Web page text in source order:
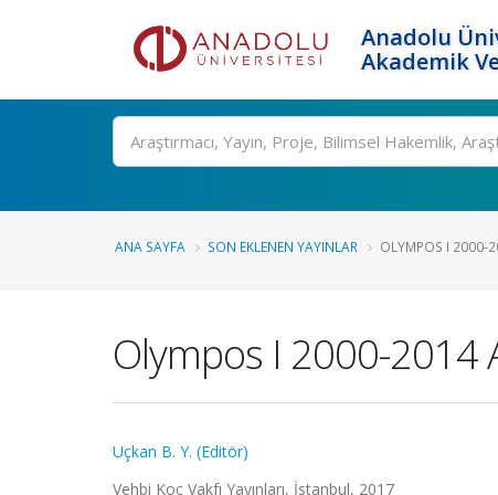
Anadolu
Akademik
Ara
ANA SAYFA SON EKLENEN YAYINLAR OLYMPOS I 2000-
Olympos I 2000-2014
Uçkan B. Y. (Editör)
Vehbi Koç Vakfı Yayınları, İstanbul, 2017